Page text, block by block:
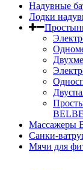
Надувные
Лодки
Массажеры
Санки-
Мячи для